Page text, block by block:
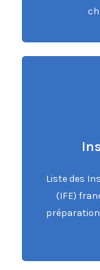
Liste des
(IFE)
préparation